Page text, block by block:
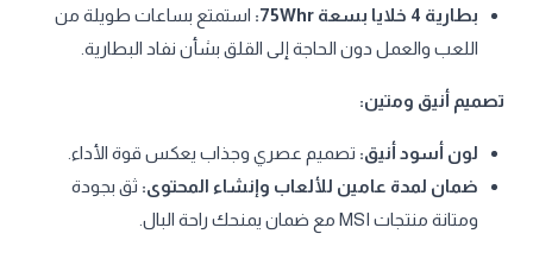
بطارية 4 خلايا بسعة 75Whr:
استمتع بساعات طويلة من
اللعب والعمل دون الحاجة إلى القلق بشأن نفاد البطارية.
تصميم أنيق ومتين:
لون أسود أنيق: تصميم عصري وجذاب يعكس قوة الأداء.
ضمان لمدة عامين للألعاب وإنشاء المحتوى: ثق بجودة
ومتانة منتجات MSI مع ضمان يمنحك راحة البال.